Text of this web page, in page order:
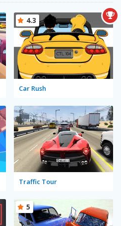
Car Rush
4.3
Traffic Tour
5